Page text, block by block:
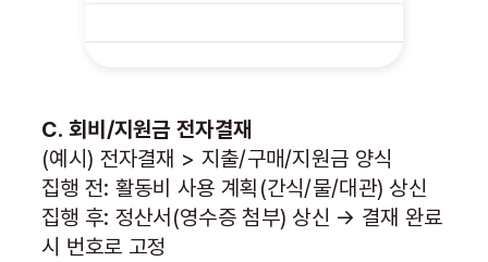
C. 회비/지원금 전자결재
(예시) 전자결재 > 지출/구매/지원금 양식
집행 전: 활동비 사용 계획(간식/물/대관) 상신
집행 후: 정산서(영수증 첨부) 상신 → 결재 완료
시 번호로 고정